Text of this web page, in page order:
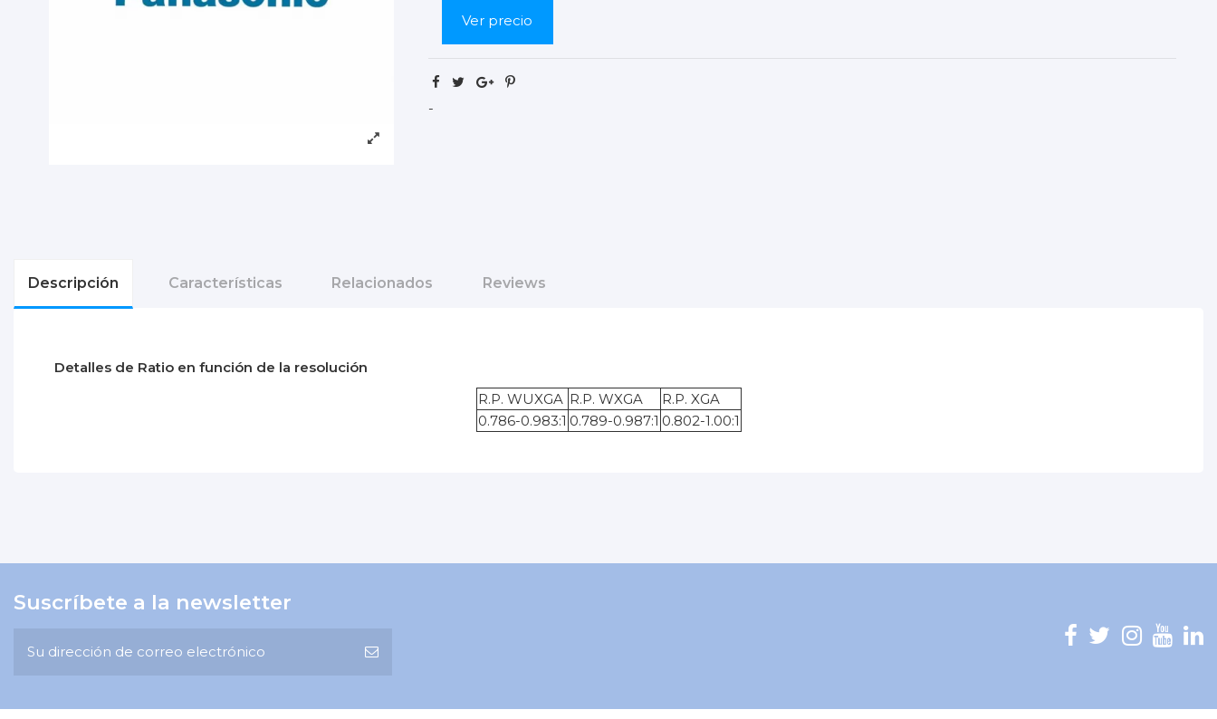
Ver precio
-
Descripción Características Relacionados Reviews
Detalles de Ratio en función de la resolución
R.P. WUXGA R.P. WXGA
R.P. XGA
0.786-0.983:1 0.789-0.987:1 0.802-1.00:1
Suscríbete a la newsletter